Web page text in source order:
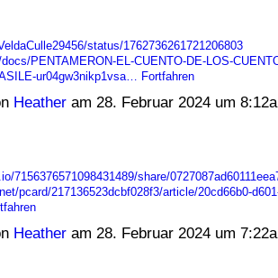
status/1762736261721206803
PENTAMERON-EL-CUENTO-DE-LOS-
ur04gw3nikp1vsa… Fortfahren
Heatheram 28. Februar 2024 um
7156376571098431489/share/
pcard/217136523dcbf028f3/article/20cd66b0-
Heatheram 28. Februar 2024 um